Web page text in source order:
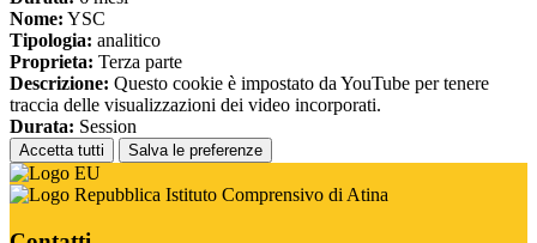
Nome: YSC
Tipologia: analitico
Proprieta: Terza parte
Descrizione: Questo cookie è impostato da YouTube per tenere
traccia delle visualizzazioni dei video incorporati.
Durata: Session
Accetta tutti Salva le preferenze
Istituto Comprensivo di Atina